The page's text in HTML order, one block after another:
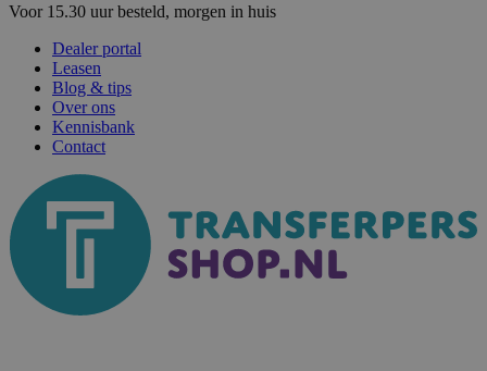
Voor 15.30 uur besteld, morgen in huis
Dealer portal
Leasen
Blog & tips
Over ons
Kennisbank
Contact